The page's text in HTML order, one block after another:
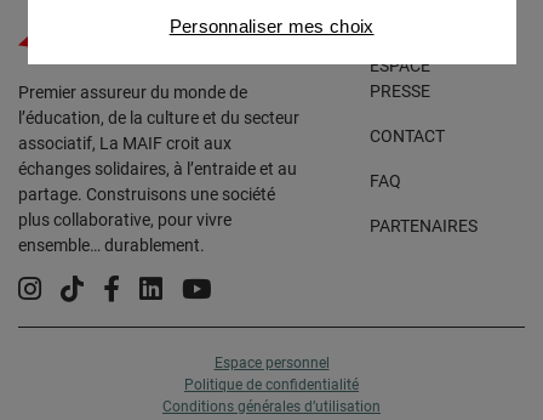
Premier assureur du monde de
l’éducation, de la culture et du secteur
associatif, La MAIF croit aux
échanges solidaires, à l’entraide et au
partage. Construisons une société
plus collaborative, pour vivre
ensemble… durablement.
ACCESSIBILITÉ
ESPACE
PRESSE
CONTACT
FAQ
PARTENAIRES
Instagram
TiktokFacebook
LinkedinYouTube
Espace personnel
Politique de confidentialité
Conditions générales d’utilisation
Personnaliser mes choix